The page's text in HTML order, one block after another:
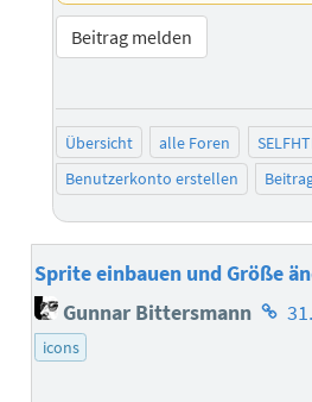
Beitrag melden
Übersicht alle Foren
Benutzerkonto erstellen
Sprite einbauen und Größe
Gunnar Bittersmann
icons